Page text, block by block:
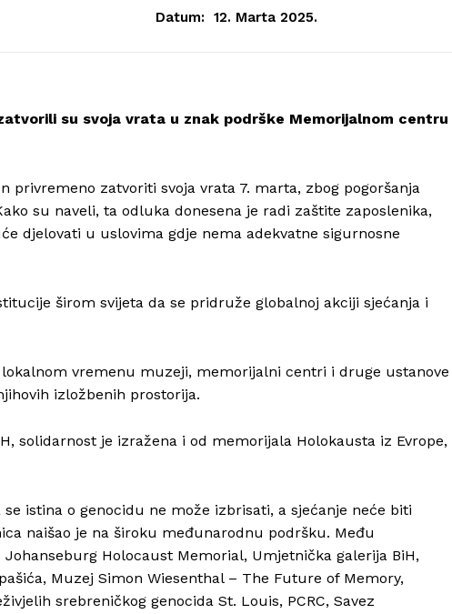
Info
Datum: 12. Marta 2025.
su svoja vrata u znak podrške Memorijalnom centru
privremeno zatvoriti svoja vrata 7. marta, zbog pogoršanja
su naveli, ta odluka donesena je radi zaštite zaposlenika,
djelovati u uslovima gdje nema adekvatne sigurnosne
širom svijeta da se pridruže globalnoj akciji sjećanja i
vremenu muzeji, memorijalni centri i druge ustanove
izložbenih prostorija.
solidarnost je izražena i od memorijala Holokausta iz Evrope,
istina o genocidu ne može izbrisati, a sjećanje neće biti
naišao je na široku međunarodnu podršku. Među
Holocaust Memorial, Umjetnička galerija BiH,
Muzej Simon Wiesenthal – The Future of Memory,
srebreničkog genocida St. Louis, PCRC, Savez